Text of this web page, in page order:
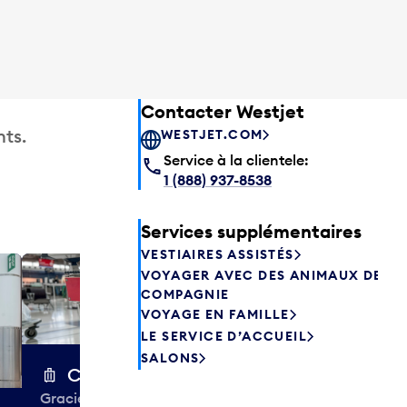
Chariots à bagages
Gracieuseté de la CIBC,
Excess
quelques
Contacter Westjet
WESTJET.COM
Service à la clientele:
1 (888) 937-8538
Services supplémentaires
VESTIAIRES ASSISTÉS
VOYAGER AVEC DES ANIMAUX DE
COMPAGNIE
VOYAGE EN FAMILLE
LE SERVICE D’ACCUEIL
SALONS